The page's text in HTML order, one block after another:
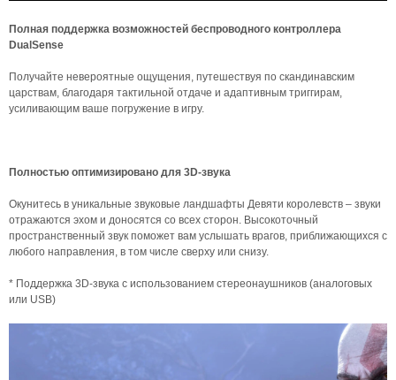
Полная поддержка возможностей беспроводного контроллера
DualSense
Получайте невероятные ощущения, путешествуя по скандинавским
царствам, благодаря тактильной отдаче и адаптивным триггирам,
усиливающим ваше погружение в игру.
Полностью оптимизировано для 3D-звука
Окунитесь в уникальные звуковые ландшафты Девяти королевств – звуки
отражаются эхом и доносятся со всех сторон. Высокоточный
пространственный звук поможет вам услышать врагов, приближающихся с
любого направления, в том числе сверху или снизу.
* Поддержка 3D-звука с использованием стереонаушников (аналоговых
или USB)